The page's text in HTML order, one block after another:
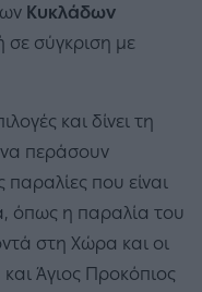
Κυκλάδων
σε σύγκριση με
και δίνει τη
να περάσουν
παραλίες που είναι
όπως η παραλία του
στη Χώρα και οι
Άγιος Προκόπιος